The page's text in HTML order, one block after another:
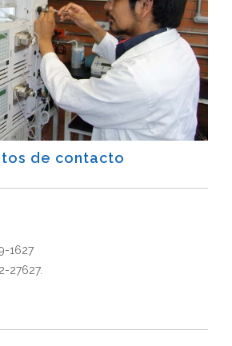
de contacto
1627
27627.